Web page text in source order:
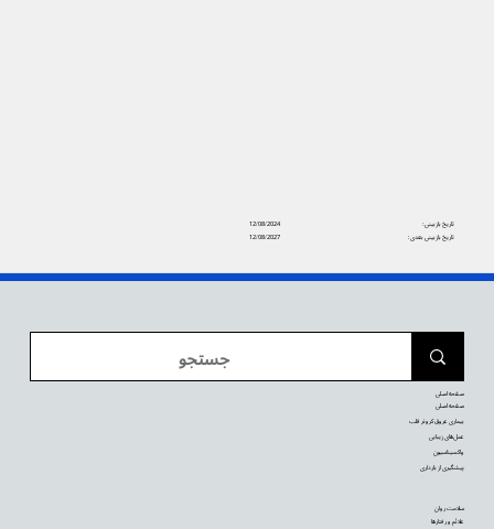
12/08/2024
تاریخ بازبینی:
12/08/2027
تاریخ بازبینی بعدی:
سلامت روان
علائم و رفتارها
صفحه اصلی
صفحه اصلی
بیماری عروق کرونر قلب
عمل‌های زیبایی
واکسیناسیون
پیشگیری از بارداری